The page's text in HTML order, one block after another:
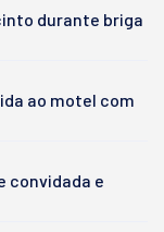
durante briga
ao motel com
convidada e